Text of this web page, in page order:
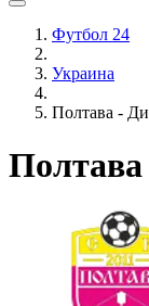
Футбол 24
Украина
Полтава -